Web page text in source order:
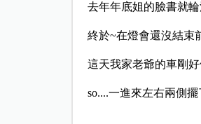
去年年底姐的臉書就
終於~在燈會還沒結束
這天我家老爺的車剛
so....一進來左右兩側